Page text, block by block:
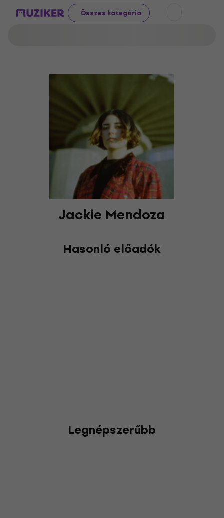
Összes kategória
Jackie Mendoza
Hasonló előadók
Legnépszerűbb